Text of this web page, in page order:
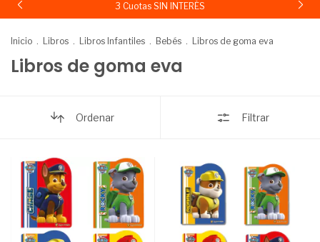
3 Cuotas SIN INTERÉS
Inicio . Libros . Libros Infantiles . Bebés . Libros de goma eva
Libros de goma eva
Ordenar Filtrar